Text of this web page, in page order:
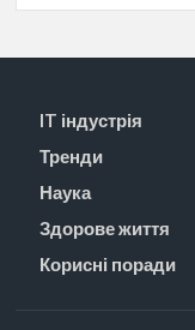
IT індустрія
Тренди
Наука
Здорове життя
Корисні поради